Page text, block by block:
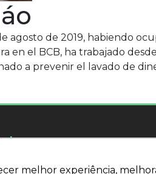
melhor experiência,
melhor experiência,
agosto de 2019, habiendo
en el BCB, ha trabajado
a prevenir el lavado de
Carlos Villalva, 118 - 7º piso Pueblo